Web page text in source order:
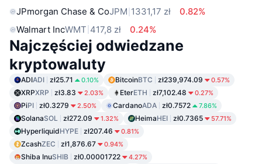
JPmorgan Chase & CoJPM 1331,17 zł
0.82%
Walmart IncWMT 417,8 zł 0.24%
Najczęściej odwiedzane
kryptowaluty
ADIADI zł25.71 0.10% BitcoinBTC zł239,974.09 0.57%
XRPXRP zł3.83 2.03% EterETH zł7,102.48 0.27%
PiPI zł0.3279 2.50% CardanoADA zł0.7572 7.86%
SolanaSOL zł272.09 1.32% HeimaHEI zł0.7365 57.71%
HyperliquidHYPE zł207.46 0.81%
ZcashZEC zł1,876.67 0.94%
Shiba InuSHIB zł0.00001722 4.27%